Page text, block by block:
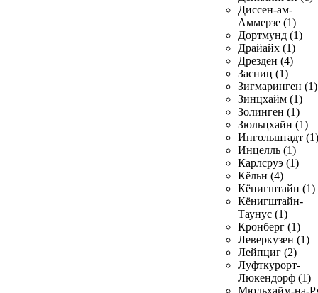
Диссен-ам-
Аммерзе (1)
Дортмунд (1)
Драйайх (1)
Дрезден (4)
Засниц (1)
Зигмаринген (1)
Зинцхайм (1)
Золинген (1)
Зюльцхайн (1)
Ингольштадт (1)
Инцелль (1)
Карлсруэ (1)
Кёльн (4)
Кёнигштайн (1)
Кёнигштайн-
Таунус (1)
Кронберг (1)
Леверкузен (1)
Лейпциг (2)
Луфткурорт-
Люкендорф (1)
Мюльхайм-на-